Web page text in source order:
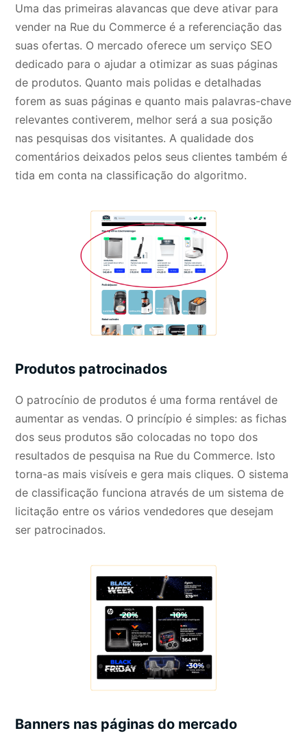
Uma das primeiras alavancas que deve ativar para
vender na Rue du Commerce é a referenciação das
suas ofertas. O mercado oferece um serviço SEO
dedicado para o ajudar a otimizar as suas páginas
de produtos. Quanto mais polidas e detalhadas
forem as suas páginas e quanto mais palavras-chave
relevantes contiverem, melhor será a sua posição
nas pesquisas dos visitantes. A qualidade dos
comentários deixados pelos seus clientes também é
tida em conta na classificação do algoritmo.
Produtos patrocinados
O patrocínio de produtos é uma forma rentável de
aumentar as vendas. O princípio é simples: as fichas
dos seus produtos são colocadas no topo dos
resultados de pesquisa na Rue du Commerce. Isto
torna-as mais visíveis e gera mais cliques. O sistema
de classificação funciona através de um sistema de
licitação entre os vários vendedores que desejam
ser patrocinados.
Banners nas páginas do mercado